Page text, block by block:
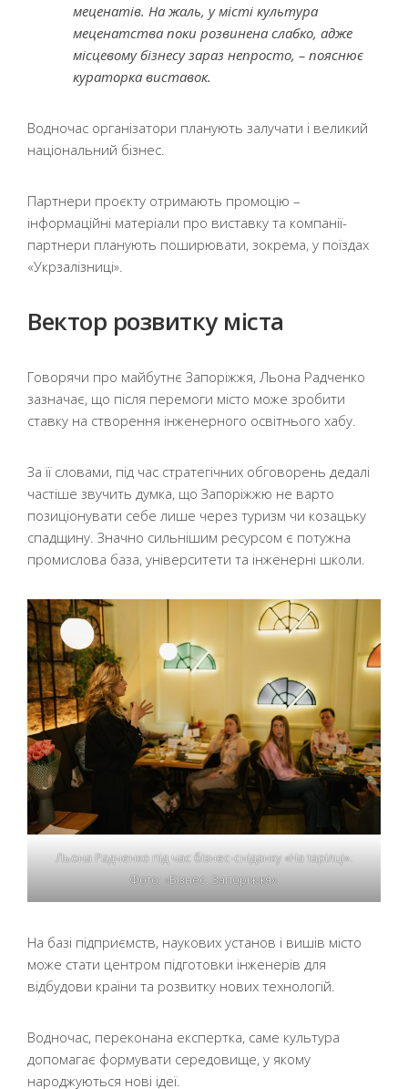
меценатів. На жаль, у місті культура
меценатства поки розвинена слабко, адже
місцевому бізнесу зараз непросто, – пояснює
кураторка виставок.
Водночас організатори планують залучати і великий
національний бізнес.
Партнери проєкту отримають промоцію –
інформаційні матеріали про виставку та компанії-
партнери планують поширювати, зокрема, у поїздах
«Укрзалізниці».
Вектор розвитку міста
Говорячи про майбутнє Запоріжжя, Льона Радченко
зазначає, що після перемоги місто може зробити
ставку на створення інженерного освітнього хабу.
За її словами, під час стратегічних обговорень дедалі
частіше звучить думка, що Запоріжжю не варто
позиціонувати себе лише через туризм чи козацьку
спадщину. Значно сильнішим ресурсом є потужна
промислова база, університети та інженерні школи.
Льона Радченко під час бізнес-сніданку «На тарілці».
Фото: «Бізнес. Запоріжжя».
На базі підприємств, наукових установ і вишів місто
може стати центром підготовки інженерів для
відбудови країни та розвитку нових технологій.
Водночас, переконана експертка, саме культура
допомагає формувати середовище, у якому
народжуються нові ідеї.